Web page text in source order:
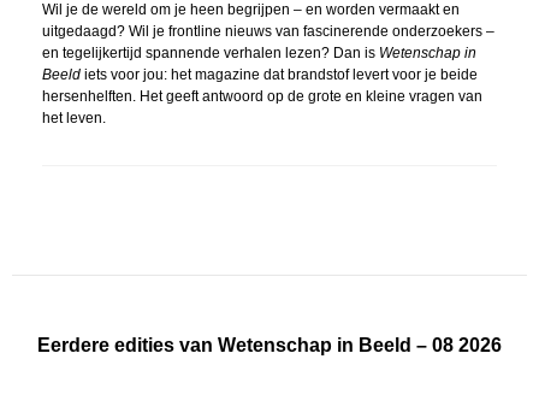
Wil je de wereld om je heen begrijpen – en worden vermaakt en
uitgedaagd? Wil je frontline nieuws van fascinerende onderzoekers –
en tegelijkertijd spannende verhalen lezen? Dan is Wetenschap in
Beeld iets voor jou: het magazine dat brandstof levert voor je beide
hersenhelften. Het geeft antwoord op de grote en kleine vragen van
het leven.
Eerdere edities van Wetenschap in Beeld – 08 2026